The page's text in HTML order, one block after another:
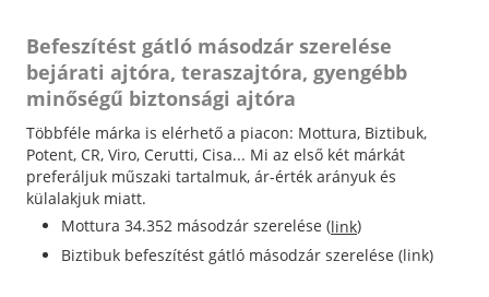
Befeszítést gátló másodzár szerelése
bejárati ajtóra, teraszajtóra, gyengébb
minőségű biztonsági ajtóra
Többféle márka is elérhető a piacon: Mottura, Biztibuk,
Potent, CR, Viro, Cerutti, Cisa... Mi az első két márkát
preferáljuk műszaki tartalmuk, ár-érték arányuk és
külalakjuk miatt.
Mottura 34.352 másodzár szerelése (link)
Biztibuk befeszítést gátló másodzár szerelése (link)